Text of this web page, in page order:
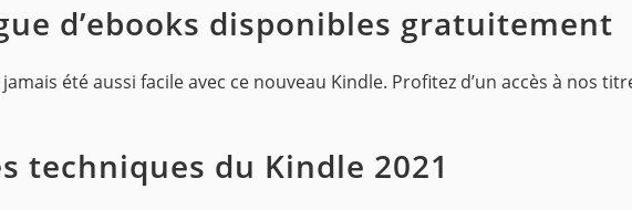
d’ebooks disponibles gratuitement
été aussi facile avec ce nouveau Kindle. Profitez d’un accès à nos
techniques du Kindle 2021